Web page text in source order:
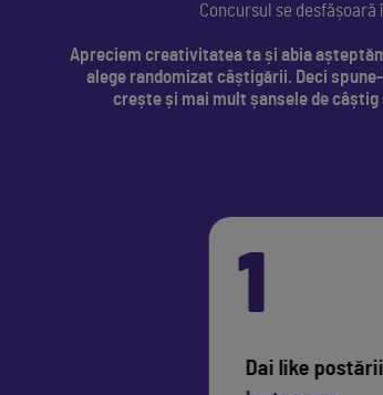
Concursul se desfășoară
Apreciem creativitatea ta și abia
alege randomizat câștigării. Deci
crește și mai mult șansele de
1
Dai like